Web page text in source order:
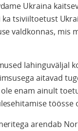
Ukraina
ka tsiviiltoetust
valdkonnas, mis
lahinguväljal
aitavad
enam ainult
töösse
arendab